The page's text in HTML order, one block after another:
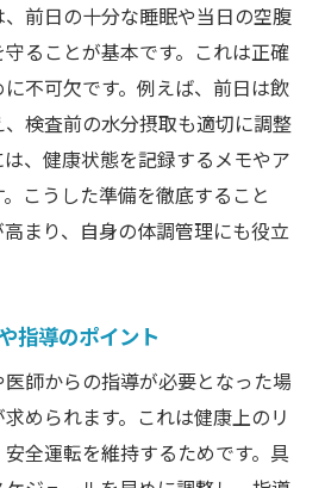
前日の十分な睡眠や当日の空腹
ることが基本です。これは正確
不可欠です。例えば、前日は飲
検査前の水分摂取も適切に調整
、健康状態を記録するメモやア
こうした準備を徹底すること
まり、自身の体調管理にも役立
指導のポイント
師からの指導が必要となった場
められます。これは健康上のリ
全運転を維持するためです。具